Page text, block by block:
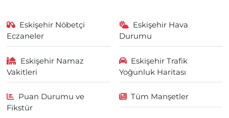
Eskişehir Nöbetçi
Eczaneler
Eskişehir Hava
Durumu
Eskişehir Namaz
Vakitleri
Eskişehir Trafik
Yoğunluk Haritası
Puan Durumu ve
Fikstür
Tüm Manşetler